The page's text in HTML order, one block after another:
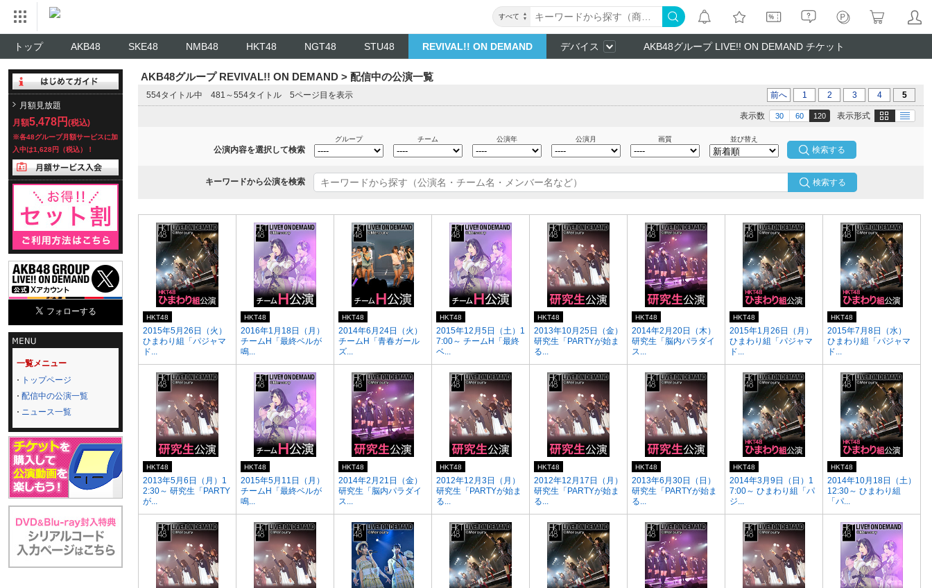
すべて
トップ AKB48 SKE48 NMB48 HKT48 NGT48 STU48 REVIVAL!! ON DEMAND デバイス AKB48グループ LIVE!! ON DEMAND チケット
月額見放題
月額5,478円 (税込)
※各48グループ月額サービスに加
入中は1,628円（税込）！
一覧メニュー
トップページ
配信中の公演一覧
ニュース一覧
AKB48グループ REVIVAL!! ON DEMAND > 配信中の公演一覧
554タイトル中 481～554タイトル 5ページ目を表示 前へ 1 2 3 4 5
表示形式 画像 テキスト
表示数 30 60 120
公演内容を選択して検索
グループ チーム 公演年 公演月 画質 並び替え
キーワードから公演を検索 検索する
2015年5月26日（火）
ひまわり組「パジャマ
ド...
HKT48
2016年1月18日（月）
チームH「最終ベルが
鳴...
HKT48
2014年6月24日（火）
チームH「青春ガール
ズ...
HKT48
2015年12月5日（土）1
7:00～ チームH「最終
ベ...
HKT48
2013年10月25日（金）
研究生「PARTYが始ま
る...
HKT48
2014年2月20日（木）
研究生「脳内パラダイ
ス...
HKT48
2015年1月26日（月）
ひまわり組「パジャマ
ド...
HKT48
2015年7月8日（水）
ひまわり組「パジャマ
ド...
HKT48
2013年5月6日（月）1
2:30～ 研究生「PARTY
が...
HKT48
2015年5月11日（月）
チームH「最終ベルが
鳴...
HKT48
2014年2月21日（金）
研究生「脳内パラダイ
ス...
HKT48
2012年12月3日（月）
研究生「PARTYが始ま
る...
HKT48
2012年12月17日（月）
研究生「PARTYが始ま
る...
HKT48
2013年6月30日（日）
研究生「PARTYが始ま
る...
HKT48
2014年3月9日（日）1
7:00～ ひまわり組「パ
ジ...
HKT48
2014年10月18日（土）
12:30～ ひまわり組
「パ...
HKT48